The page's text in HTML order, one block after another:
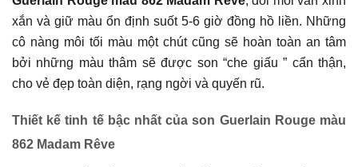
xắn và giữ màu ổn định suốt 5-6 giờ đồng hồ liền. Những
cô nàng môi tối màu một chút cũng sẽ hoàn toàn an tâm
bởi những màu thâm sẽ được son “che giấu ” cẩn thận,
cho vẻ đẹp toàn diện, rạng ngời và quyến rũ.
Thiết kế tinh tế bậc nhất của son Guerlain Rouge màu
862 Madam Rêve